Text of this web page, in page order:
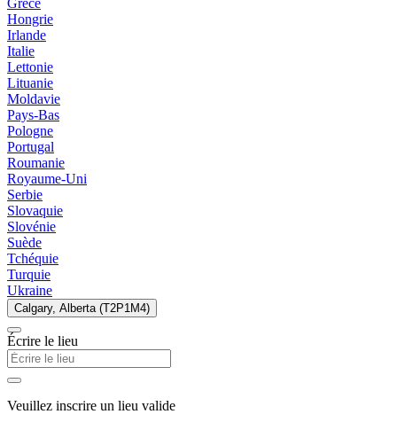
Hongrie
Irlande
Italie
Lettonie
Lituanie
Moldavie
Pays-Bas
Pologne
Portugal
Roumanie
Royaume-Uni
Serbie
Slovaquie
Slovénie
Suède
Tchéquie
Turquie
Ukraine
Calgary, Alberta (T2P1M4)
Écrire le lieu
Veuillez inscrire un lieu valide